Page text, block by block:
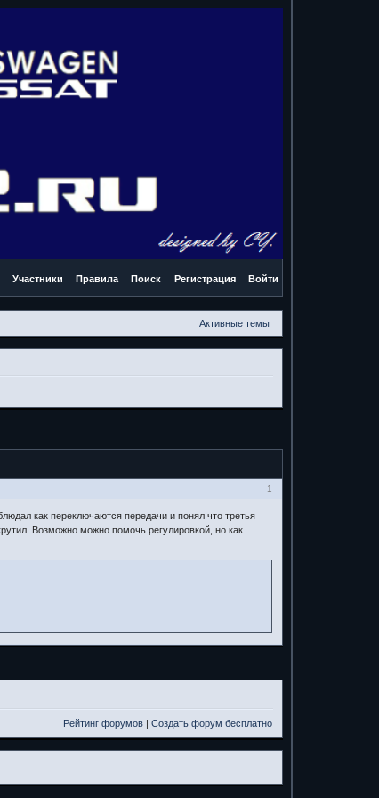
Участники Правила Поиск Регистрация Войти
Активные темы
1
как переключаются передачи и понял что третья
Возможно можно помочь регулировкой, но как
Рейтинг форумов |Создать форум бесплатно